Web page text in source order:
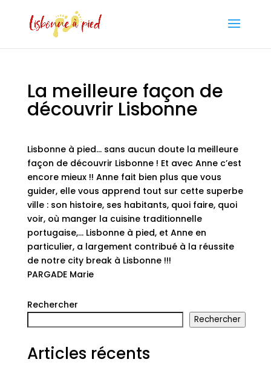
La meilleure façon de
découvrir Lisbonne
Lisbonne à pied… sans aucun doute la meilleure
façon de découvrir Lisbonne ! Et avec Anne c’est
encore mieux !! Anne fait bien plus que vous
guider, elle vous apprend tout sur cette superbe
ville : son histoire, ses habitants, quoi faire, quoi
voir, où manger la cuisine traditionnelle
portugaise,… Lisbonne à pied, et Anne en
particulier, a largement contribué à la réussite
de notre city break à Lisbonne !!!
PARGADE Marie
Rechercher
Rechercher
Articles récents